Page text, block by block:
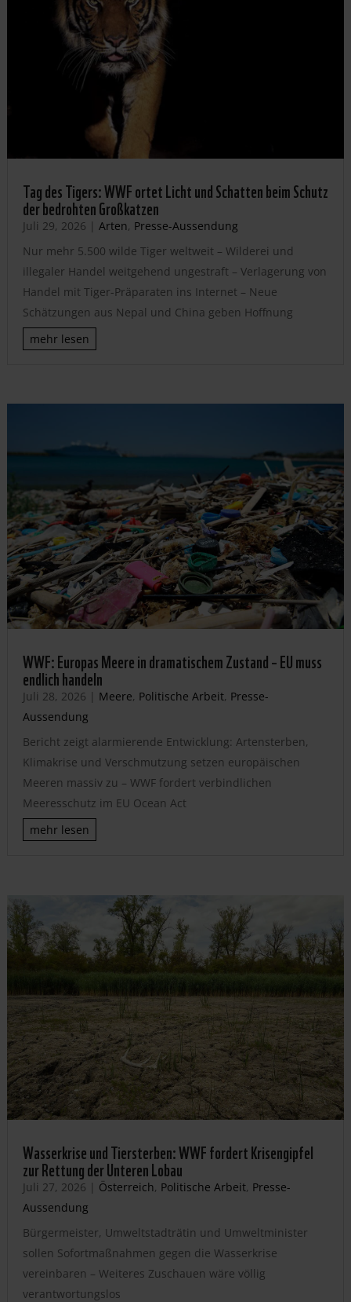
Tag des Tigers: WWF ortet Licht und Schatten beim Schutz
der bedrohten Großkatzen
Juli 29, 2026 | Arten, Presse-Aussendung
Nur mehr 5.500 wilde Tiger weltweit – Wilderei und
illegaler Handel weitgehend ungestraft – Verlagerung von
Handel mit Tiger-Präparaten ins Internet – Neue
Schätzungen aus Nepal und China geben Hoffnung
mehr lesen
WWF: Europas Meere in dramatischem Zustand – EU muss
endlich handeln
Juli 28, 2026 | Meere, Politische Arbeit, Presse-
Aussendung
Bericht zeigt alarmierende Entwicklung: Artensterben,
Klimakrise und Verschmutzung setzen europäischen
Meeren massiv zu – WWF fordert verbindlichen
Meeresschutz im EU Ocean Act
mehr lesen
Wasserkrise und Tiersterben: WWF fordert Krisengipfel
zur Rettung der Unteren Lobau
Juli 27, 2026 | Österreich, Politische Arbeit, Presse-
Aussendung
Bürgermeister, Umweltstadträtin und Umweltminister
sollen Sofortmaßnahmen gegen die Wasserkrise
vereinbaren – Weiteres Zuschauen wäre völlig
verantwortungslos